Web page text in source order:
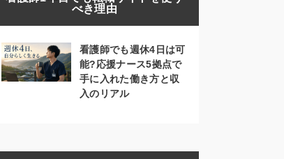
べき理由
看護師でも週休4日は可
能?応援ナース5拠点で
手に入れた働き方と収
入のリアル